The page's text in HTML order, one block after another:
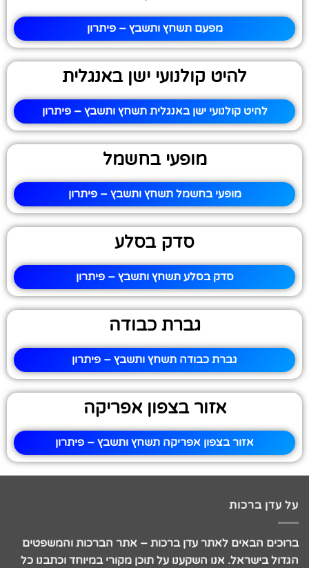
מפעם תשחץ ותשבץ – פיתרון
להיט קולנועי ישן באנגלית
להיט קולנועי ישן באנגלית תשחץ ותשבץ – פיתרון
מופעי בחשמל
מופעי בחשמל תשחץ ותשבץ – פיתרון
סדק בסלע
סדק בסלע תשחץ ותשבץ – פיתרון
גברת כבודה
גברת כבודה תשחץ ותשבץ – פיתרון
אזור בצפון אפריקה
אזור בצפון אפריקה תשחץ ותשבץ – פיתרון
על עדן ברכות
ברוכים הבאים לאתר עדן ברכות – אתר הברכות והמשפטים
הגדול בישראל. אנו השקענו על תוכן מקורי במיוחד וכתבנו כל